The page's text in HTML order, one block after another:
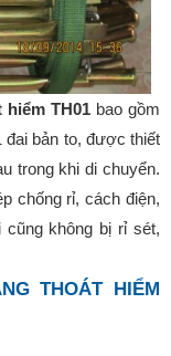
hiểm TH01 bao gồm
đai bản to, được thiết
trong khi di chuyển.
chống rỉ, cách điện,
không bị rỉ sét,
THOÁT HIỂM